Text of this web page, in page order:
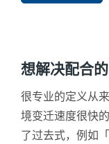
易被找到。所以
想解决配合
很专业的定义从
境变迁速度很快
了过去式，例如